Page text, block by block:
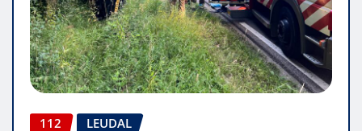
112 LEUDAL